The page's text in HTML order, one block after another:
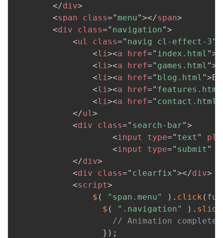
</div>
<span class=" menu"></span>
<div class=" navigation">
<ul class=" navig cl-effect-3"
<li ><a href=" index.html ">
<li ><a href=" games.html ">
<li ><a href=" blog.html ">
<li ><a href=" features.html
<li ><a href=" contact.html
</ul >
<div class=" search-bar">
<input type=" text "
<input type=" submit "
</div>
<div class=" clearfix"></div>
<script>
$ ( "span.menu" ) . click (
$ ( ".navigation" ) .
// Animation complete.
} ) ;